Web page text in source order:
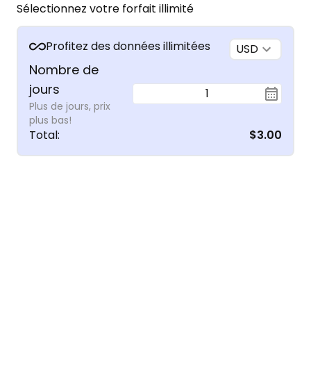
Sélectionnez votre forfait illimité
Profitez des données illimitées USD
Nombre de
jours
Plus de jours, prix
plus bas!
1
Total: $3.00